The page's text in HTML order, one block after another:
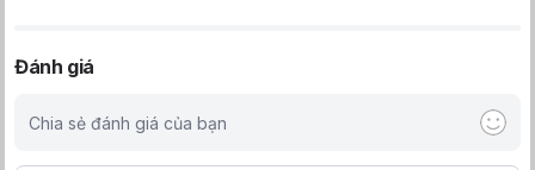
Đánh giá
Chia sẻ đánh giá của bạn